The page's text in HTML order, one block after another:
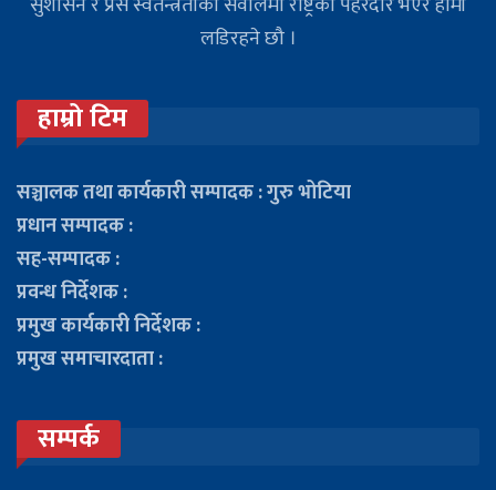
लडिरहने छौ ।
हाम्रो टिम
सञ्चालक तथा कार्यकारी सम्पादक : गुरु भोटिया
प्रधान सम्पादक :
सह-सम्पादक :
प्रवन्ध निर्देशक :
प्रमुख कार्यकारी निर्देशक :
प्रमुख समाचारदाता :
सम्पर्क